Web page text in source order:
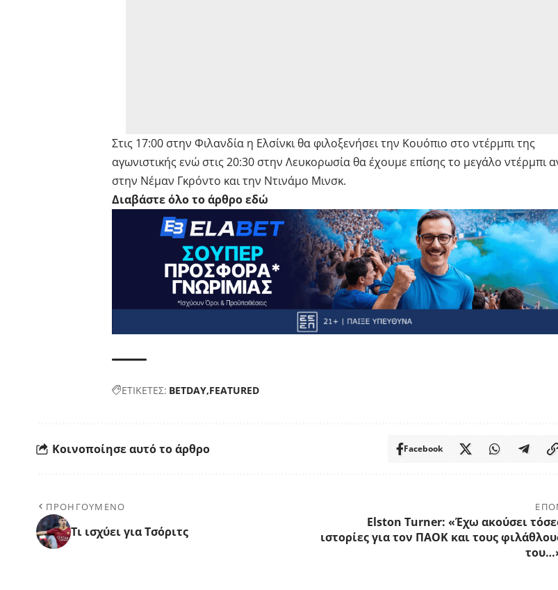
Στις 17:00 στην Φιλανδία η Ελσίνκι θα φιλοξενήσει την Κουόπιο στο ντέρμπι της
αγωνιστικής ενώ στις 20:30 στην Λευκορωσία θα έχουμε επίσης το μεγάλο ντέρμπι
στην Νέμαν Γκρόντο και την Ντινάμο Μινσκ.
Διαβάστε όλο το άρθρο εδώ
ΕΤΙΚΕΤΕΣ: BETDAY FEATURED
Κοινοποίησε αυτό το άρθρο Facebook
ΠΡΟΗΓΟΥΜΕΝΟ
Τι ισχύει για Τσόριτς
Elston Turner: «Έχω ακούσει
ιστορίες για τον ΠΑΟΚ και τους